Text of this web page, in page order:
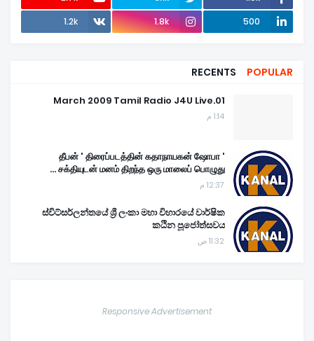
500
1.8k
1.2k
POPULAR
RECENTS
01.March 2009 Tamil Radio J4U Live
1:14 م
' தீபன் ' திரைப்படத்தின் கதாநாயகன் ஷோபா
சக்தியுடன் மனம் திறந்த ஒரு மாலைப் பொழுது ...
12:37 م
ස්විට්සර්ලන්තයේ ශ්‍රී ලංකා මහා විහාරයේ වාර්ෂික
කඨින පූජෝත්සවය
11:32 ص
Responsive Advertisement